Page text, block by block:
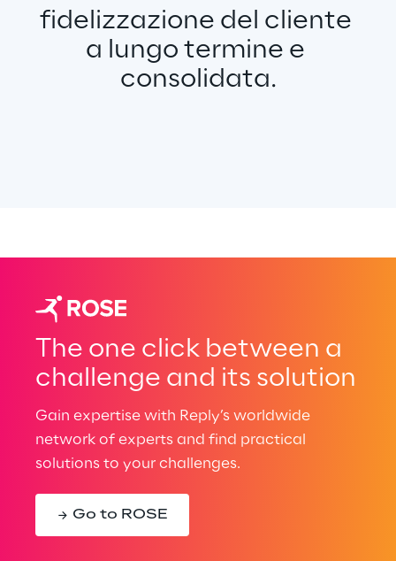
fidelizzazione del cliente
a lungo termine e
consolidata.
The one click between a
challenge and its solution
Gain expertise with Reply’s worldwide
network of experts and find practical
solutions to your challenges.
Go to ROSE